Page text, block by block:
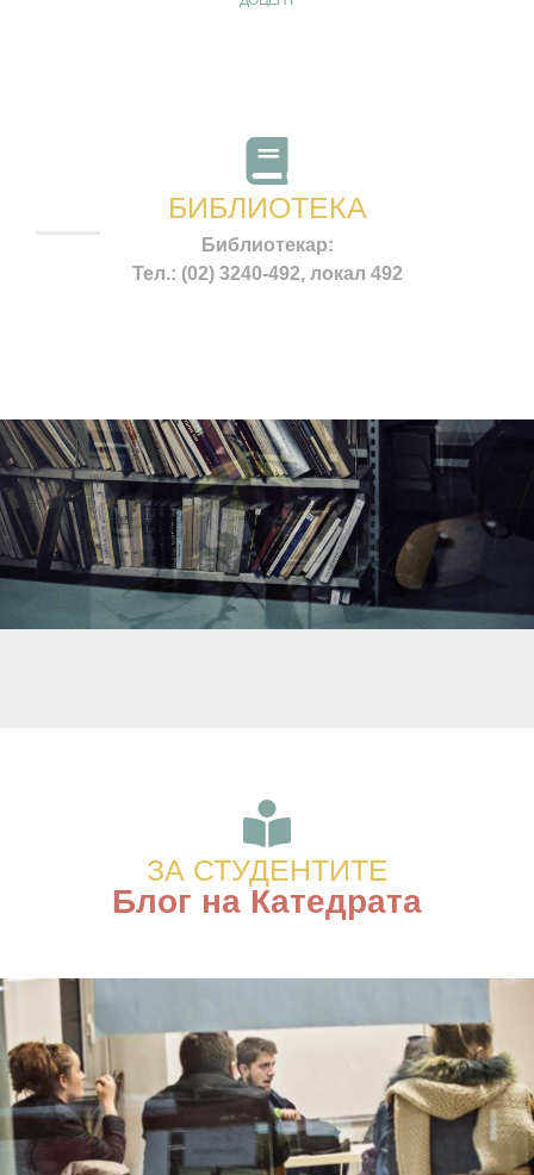
БИБЛИОТЕКА
Библиотекар:
Тел.: (02) 3240-492, локал 492
ЗА СТУДЕНТИТЕ
Блог на Катедрата